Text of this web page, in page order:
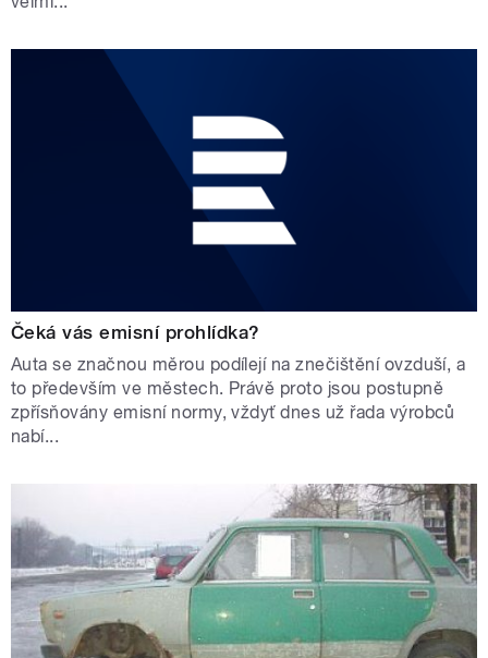
Čeká vás emisní prohlídka?
Auta se značnou měrou podílejí na znečištění ovzduší, a
to především ve městech. Právě proto jsou postupně
zpřísňovány emisní normy, vždyť dnes už řada výrobců
nabí...